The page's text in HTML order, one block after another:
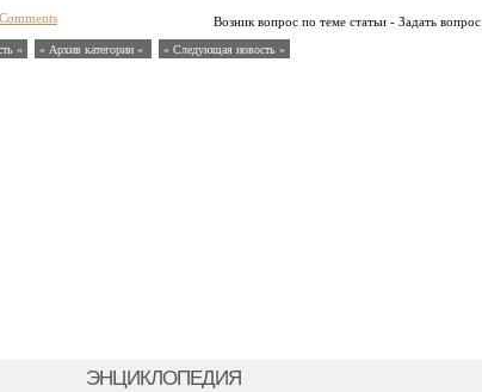
Возник вопрос по теме статьи - Задать
« » Архив категории « » Следующая новость »
ЭНЦИКЛОПЕДИЯ